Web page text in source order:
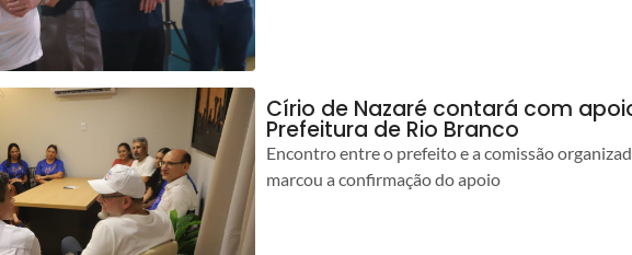
Círio de Nazaré contará com
Prefeitura de Rio Branco
Encontro entre o prefeito e a comissão
marcou a confirmação do apoio